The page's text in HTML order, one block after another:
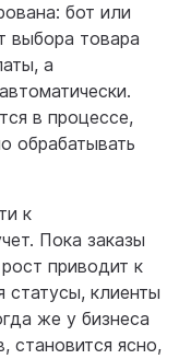
бот или
выбора товара
а
в процессе,
обрабатывать
к
Пока заказы
приводит к
статусы, клиенты
же у бизнеса
становится ясно,